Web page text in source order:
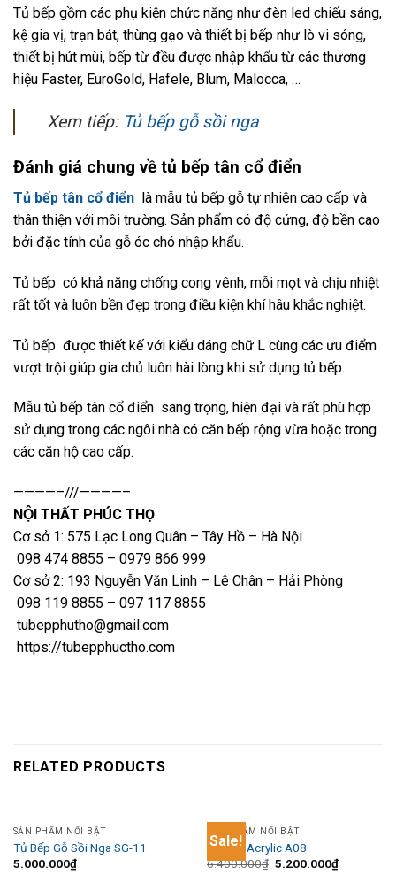
Tủ bếp gồm các phụ kiện chức năng như đèn led chiếu sáng,
kệ gia vị, trạn bát, thùng gạo và thiết bị bếp như lò vi sóng,
thiết bị hút mùi, bếp từ đều được nhập khẩu từ các thương
hiệu Faster, EuroGold, Hafele, Blum, Malocca, …
Xem tiếp: Tủ bếp gỗ sồi nga
Đánh giá chung về tủ bếp tân cổ điển
Tủ bếp tân cổ điển là mẫu tủ bếp gỗ tự nhiên cao cấp và
thân thiện với môi trường. Sản phẩm có độ cứng, độ bền cao
bởi đặc tính của gỗ óc chó nhập khẩu.
Tủ bếp có khả năng chống cong vênh, mỗi mọt và chịu nhiệt
rất tốt và luôn bền đẹp trong điều kiện khí hâu khắc nghiệt.
Tủ bếp được thiết kế với kiểu dáng chữ L cùng các ưu điểm
vượt trội giúp gia chủ luôn hài lòng khi sử dụng tủ bếp.
Mẫu tủ bếp tân cổ điển sang trọng, hiện đại và rất phù hợp
sử dụng trong các ngôi nhà có căn bếp rộng vừa hoặc trong
các căn hộ cao cấp.
————–///————–
NỘI THẤT PHÚC THỌ
Cơ sở 1: 575 Lạc Long Quân – Tây Hồ – Hà Nội
098 474 8855 – 0979 866 999
Cơ sở 2: 193 Nguyễn Văn Linh – Lê Chân – Hải Phòng
098 119 8855 – 097 117 8855
tubepphutho@gmail.com
https://tubepphuctho.com
RELATED PRODUCTS
SẢN PHẨM NỔI BẬT
Tủ Bếp Gỗ Sồi Nga SG-11
5.000.000₫
Sale!
SẢN PHẨM NỔI BẬT
Tủ bếp Acrylic A08
6.400.000₫ 5.200.000₫